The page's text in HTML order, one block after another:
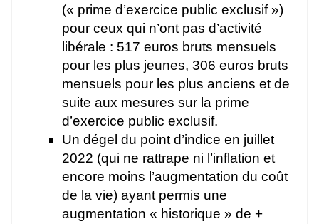
(« prime d’exercice public exclusif »)
pour ceux qui n’ont pas d’activité
libérale : 517 euros bruts mensuels
pour les plus jeunes, 306 euros bruts
mensuels pour les plus anciens et de
suite aux mesures sur la prime
d’exercice public exclusif.
Un dégel du point d’indice en juillet
2022 (qui ne rattrape ni l’inflation et
encore moins l’augmentation du coût
de la vie) ayant permis une
augmentation « historique » de +